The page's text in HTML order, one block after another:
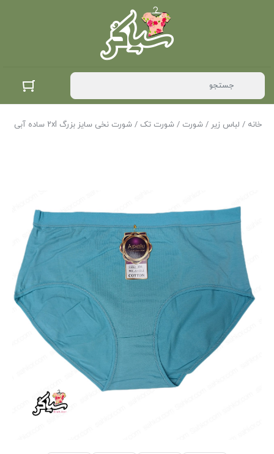
خانه / لباس زیر / شورت / شورت تک / شورت نخی سایز بزرگ ۲xl ساده آبی